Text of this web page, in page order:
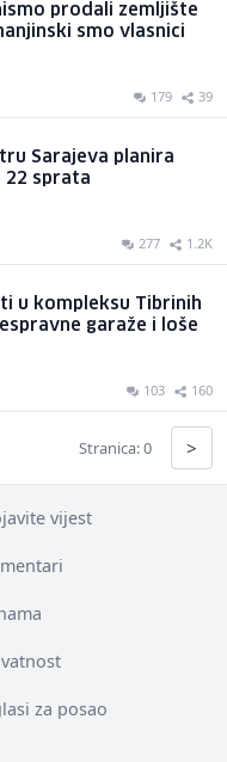
prodali zemljište
smo vlasnici
179 39
Sarajeva planira
22 sprata
277 1.2K
u kompleksu Tibrinih
garaže i loše
103 160
Stranica: 0 >
vijest
za posao